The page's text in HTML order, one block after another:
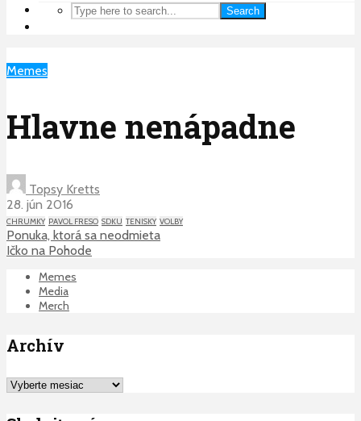
Search
Memes
Hlavne nenápadne
Topsy Kretts
28. jún 2016
CHRUMKY PAVOL FRESO SDKU TENISKY VOLBY
Ponuka, ktorá sa neodmieta
Ičko na Pohode
Memes
Media
Merch
Archív
Archív